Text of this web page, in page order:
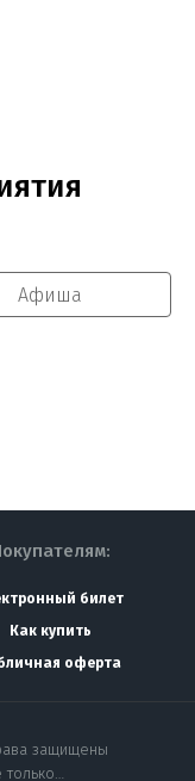
Афиша
билет
Как купить
оферта
защищены